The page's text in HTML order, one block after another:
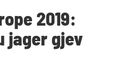
2019:
jager gjev